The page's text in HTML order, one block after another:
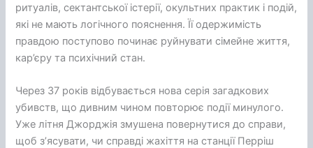
ритуалів, сектантської істерії, окультних практик і подій,
які не мають логічного пояснення. Її одержимість
правдою поступово починає руйнувати сімейне життя,
кар’єру та психічний стан.
Через 37 років відбувається нова серія загадкових
убивств, що дивним чином повторює події минулого.
Уже літня Джорджія змушена повернутися до справи,
щоб з’ясувати, чи справді жахіття на станції Перріш